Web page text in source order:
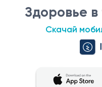
Здоровье
Скачай